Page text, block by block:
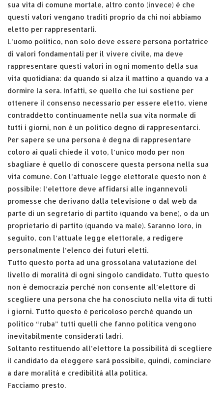
sua vita di comune mortale, altro conto (invece) è che
questi valori vengano traditi proprio da chi noi abbiamo
eletto per rappresentarli.
L’uomo politico, non solo deve essere persona portatrice
di valori fondamentali per il vivere civile, ma deve
rappresentare questi valori in ogni momento della sua
vita quotidiana: da quando si alza il mattino a quando va a
dormire la sera. Infatti, se quello che lui sostiene per
ottenere il consenso necessario per essere eletto, viene
contraddetto continuamente nella sua vita normale di
tutti i giorni, non è un politico degno di rappresentarci.
Per sapere se una persona è degna di rappresentare
coloro ai quali chiede il voto, l’unico modo per non
sbagliare è quello di conoscere questa persona nella sua
vita comune. Con l’attuale legge elettorale questo non è
possibile: l’elettore deve affidarsi alle ingannevoli
promesse che derivano dalla televisione o dal web da
parte di un segretario di partito (quando va bene), o da un
proprietario di partito (quando va male). Saranno loro, in
seguito, con l’attuale legge elettorale, a redigere
personalmente l’elenco dei futuri eletti.
Tutto questo porta ad una grossolana valutazione del
livello di moralità di ogni singolo candidato. Tutto questo
non è democrazia perché non consente all’elettore di
scegliere una persona che ha conosciuto nella vita di tutti
i giorni. Tutto questo è pericoloso perché quando un
politico “ruba” tutti quelli che fanno politica vengono
inevitabilmente considerati ladri.
Soltanto restituendo all’elettore la possibilità di scegliere
il candidato da eleggere sarà possibile, quindi, cominciare
a dare moralità e credibilità alla politica.
Facciamo presto.